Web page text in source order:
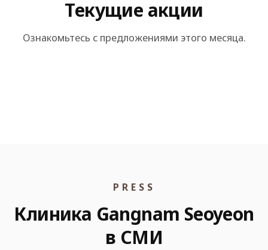
Текущие акции
Ознакомьтесь с предложениями этого месяца.
PRESS
Клиника Gangnam Seoyeon
в СМИ